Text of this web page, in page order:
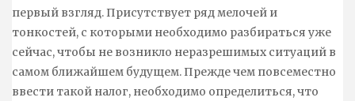
первый взгляд. Присутствует ряд мелочей и
тонкостей, с которыми необходимо разбираться уже
сейчас, чтобы не возникло неразрешимых ситуаций в
самом ближайшем будущем. Прежде чем повсеместно
ввести такой налог, необходимо определиться, что